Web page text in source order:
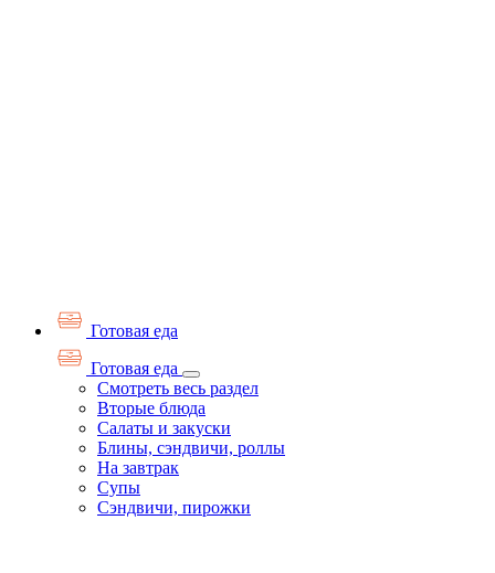
Готовая еда
Готовая еда
Смотреть весь раздел
Вторые блюда
Салаты и закуски
Блины, сэндвичи, роллы
На завтрак
Супы
Сэндвичи, пирожки